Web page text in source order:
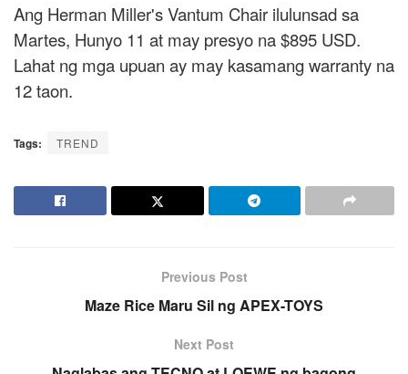
Ang Herman Miller's Vantum Chair ilulunsad sa
Martes, Hunyo 11 at may presyo na $895 USD.
Lahat ng mga upuan ay may kasamang warranty na
12 taon.
Tags: TREND
Previous Post
Maze Rice Maru Sil ng APEX-TOYS
Next Post